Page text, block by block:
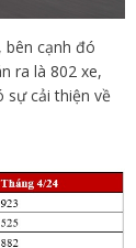
bên cạnh đó
ra là 802 xe,
cải thiện về